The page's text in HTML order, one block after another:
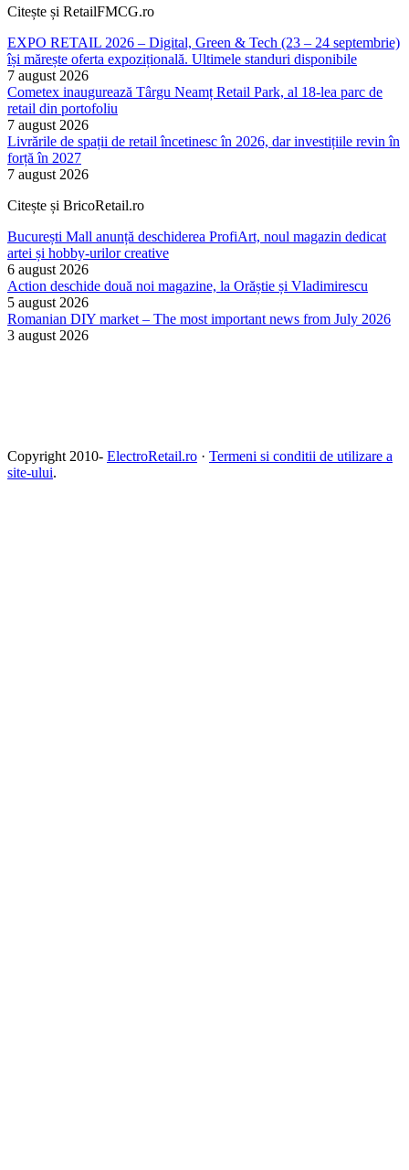
Citește și RetailFMCG.ro
EXPO RETAIL 2026 – Digital, Green & Tech (23 – 24 septembrie)
își mărește oferta expozițională. Ultimele standuri disponibile
7 august 2026
Cometex inaugurează Târgu Neamț Retail Park, al 18-lea parc de
retail din portofoliu
7 august 2026
Livrările de spații de retail încetinesc în 2026, dar investițiile revin în
forță în 2027
7 august 2026
Citește și BricoRetail.ro
București Mall anunță deschiderea ProfiArt, noul magazin dedicat
artei și hobby-urilor creative
6 august 2026
Action deschide două noi magazine, la Orăștie și Vladimirescu
5 august 2026
Romanian DIY market – The most important news from July 2026
3 august 2026
Copyright 2010- ElectroRetail.ro · Termeni si conditii de utilizare a
site-ului.